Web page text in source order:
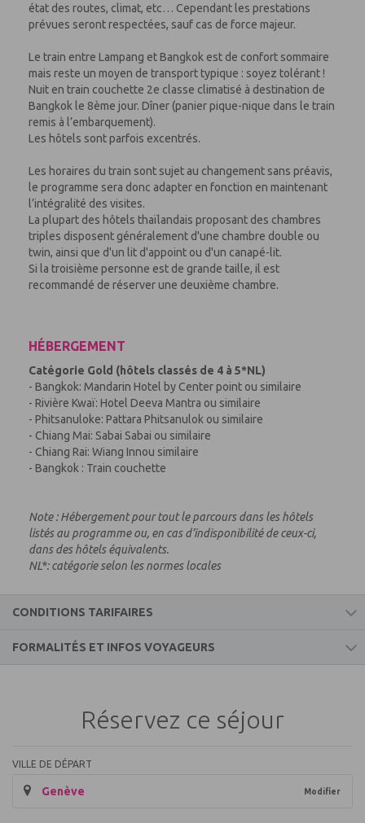
état des routes, climat, etc… Cependant les prestations
prévues seront respectées, sauf cas de force majeur.
Le train entre Lampang et Bangkok est de confort sommaire
mais reste un moyen de transport typique : soyez tolérant !
Nuit en train couchette 2e classe climatisé à destination de
Bangkok le 8ème jour. Dîner (panier pique-nique dans le train
remis à l’embarquement).
Les hôtels sont parfois excentrés.
Les horaires du train sont sujet au changement sans préavis,
le programme sera donc adapter en fonction en maintenant
l’intégralité des visites.
La plupart des hôtels thaïlandais proposant des chambres
triples disposent généralement d'une chambre double ou
twin, ainsi que d'un lit d'appoint ou d'un canapé-lit.
Si la troisième personne est de grande taille, il est
recommandé de réserver une deuxième chambre.
HÉBERGEMENT
Catégorie Gold (hôtels classés de 4 à 5*NL)
- Bangkok: Mandarin Hotel by Center point ou similaire
- Rivière Kwaï: Hotel Deeva Mantra ou similaire
- Phitsanuloke: Pattara Phitsanulok ou similaire
- Chiang Mai: Sabai Sabai ou similaire
- Chiang Rai: Wiang Innou similaire
- Bangkok : Train couchette
Note : Hébergement pour tout le parcours dans les hôtels
listés au programme ou, en cas d’indisponibilité de ceux-ci,
dans des hôtels équivalents.
NL*: catégorie selon les normes locales
CONDITIONS TARIFAIRES
Les taxes aériennes, de sécurité, surcharge et
solidarité (à ce jour et révisable)
Les transferts
La pension complète pendant le circuit (boissons non
FORMALITÉS ET INFOS VOYAGEURS
Formalités pour les ressortissants français :
Passeport valide 6 mois après la date d'entrée sur le
Réservez ce séjour
VILLE DE DÉPART
Genève Modifier